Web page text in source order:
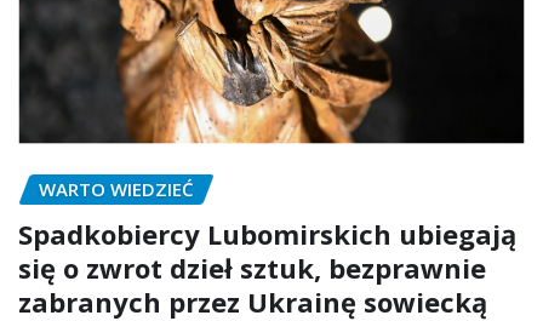
WARTO WIEDZIEĆ
Spadkobiercy Lubomirskich ubiegają
się o zwrot dzieł sztuk, bezprawnie
zabranych przez Ukrainę sowiecką